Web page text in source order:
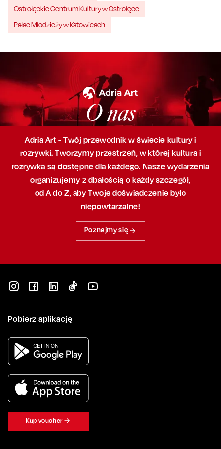
Ostrołęckie Centrum Kultury w Ostrołęce
Pałac Młodzieży w Katowicach
O nas
Adria Art - Twój przewodnik w świecie kultury i
rozrywki. Tworzymy przestrzeń,w której kultura i
rozrywka są dostępne dla każdego. Nasze wydarzenia
organizujemy z dbałością o każdy szczegół,
od A do Z, abyTwoje doświadczenie było
niepowtarzalne!
Poznajmy się
Pobierz aplikację
Kup voucher